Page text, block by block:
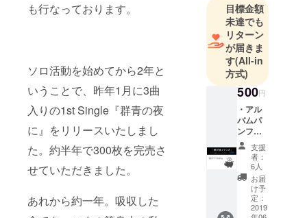
も行なっております。
ソロ活動を始めてから2年と
いうことで、昨年1月に3曲
入りの1st Single『群青の夜
に』をリリースいたしまし
た。約半年で300枚を完売さ
せていただきました。
あれから約一年。吸収した
目標金額
未達でも
リターン
が届きま
す(All-in
方式)
500円
・アル
バムパ
ンフ
レット
に協賛
者とし
てお名
前を記
援時に
支援
者：
6人
お届
け予
定：
2019